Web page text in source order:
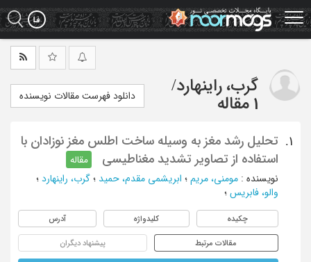
Skip
to
main
گرب، راینهارد/
1 مقاله
دانلود فهرست مقالات نویسنده
1.
تحلیل رشد مغز به وسیله ساخت اطلس مغز نوزادان با
استفاده از تصاویر تشدید مغناطیسی
مقاله
نویسنده : مومنی، مریم ؛ ابریشمی مقدم، حمید ؛ گرب، راینهارد ؛
والو، فابریس ؛
چکیده کلیدواژه آدرس
مقالات مرتبط پیشنهاد دیگران